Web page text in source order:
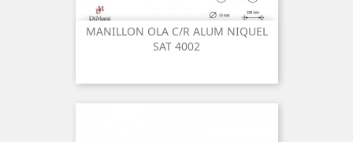
MANILLON OLA C/R ALUM NIQUEL
SAT 4002